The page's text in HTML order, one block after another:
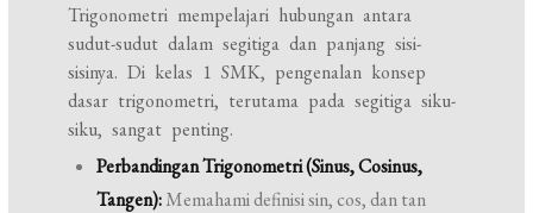
Trigonometri mempelajari hubungan antara
sudut-sudut dalam segitiga dan panjang sisi-
sisinya. Di kelas 1 SMK, pengenalan konsep
dasar trigonometri, terutama pada segitiga siku-
siku, sangat penting.
Perbandingan Trigonometri (Sinus, Cosinus,
Tangen):Memahami definisi sin, cos, dan tan